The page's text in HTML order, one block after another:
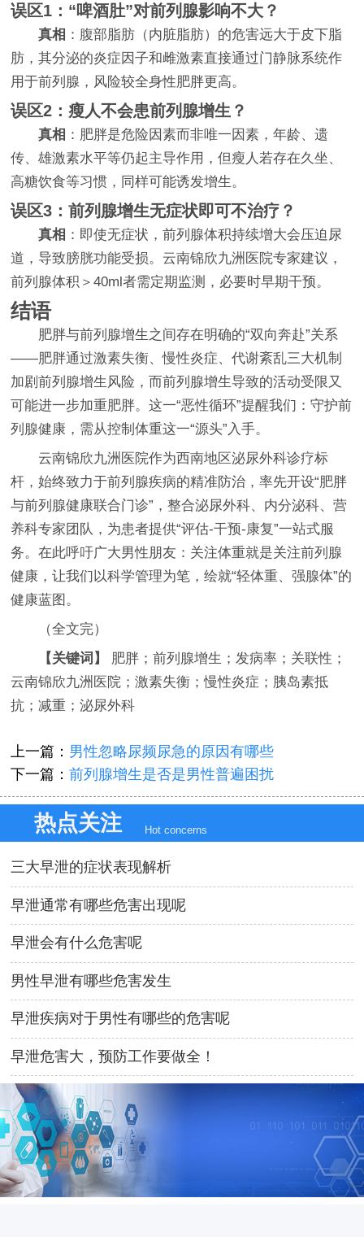
误区1：“啤酒肚”对前列腺影响不大？
真相 ：腹部脂肪（内脏脂肪）的危害远大于皮下脂
肪，其分泌的炎症因子和雌激素直接通过门静脉系统作
用于前列腺，风险较全身性肥胖更高。
误区2：瘦人不会患前列腺增生？
真相 ：肥胖是危险因素而非唯一因素，年龄、遗
传、雄激素水平等仍起主导作用，但瘦人若存在久坐、
高糖饮食等习惯，同样可能诱发增生。
误区3：前列腺增生无症状即可不治疗？
真相 ：即使无症状，前列腺体积持续增大会压迫尿
道，导致膀胱功能受损。云南锦欣九洲医院专家建议，
前列腺体积＞40ml者需定期监测，必要时早期干预。
结语
肥胖与前列腺增生之间存在明确的“双向奔赴”关系
——肥胖通过激素失衡、慢性炎症、代谢紊乱三大机制
加剧前列腺增生风险，而前列腺增生导致的活动受限又
可能进一步加重肥胖。这一“恶性循环”提醒我们：守护前
列腺健康，需从控制体重这一“源头”入手。
云南锦欣九洲医院作为西南地区泌尿外科诊疗标
杆，始终致力于前列腺疾病的精准防治，率先开设“肥胖
与前列腺健康联合门诊”，整合泌尿外科、内分泌科、营
养科专家团队，为患者提供“评估-干预-康复”一站式服
务。在此呼吁广大男性朋友：关注体重就是关注前列腺
健康，让我们以科学管理为笔，绘就“轻体重、强腺体”的
健康蓝图。
（全文完）
【关键词】
肥胖；前列腺增生；发病率；关联性；
云南锦欣九洲医院；激素失衡；慢性炎症；胰岛素抵
抗；减重；泌尿外科
上一篇： 男性忽略尿频尿急的原因有哪些
下一篇：前列腺增生是否是男性普遍困扰
热点关注 Hot concerns
三大早泄的症状表现解析
早泄通常有哪些危害出现呢
早泄会有什么危害呢
男性早泄有哪些危害发生
早泄疾病对于男性有哪些的危害呢
早泄危害大，预防工作要做全！